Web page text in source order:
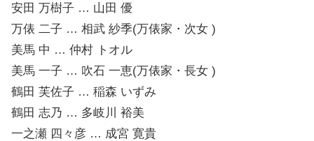
安田 万樹子 … 山田 優
万俵 二子 … 相武 紗季(万俵家・次女 )
美馬 中 … 仲村 トオル
美馬 一子 … 吹石 一恵(万俵家・長女 )
鶴田 芙佐子 … 稲森 いずみ
鶴田 志乃 … 多岐川 裕美
一之瀬 四々彦 … 成宮 寛貴